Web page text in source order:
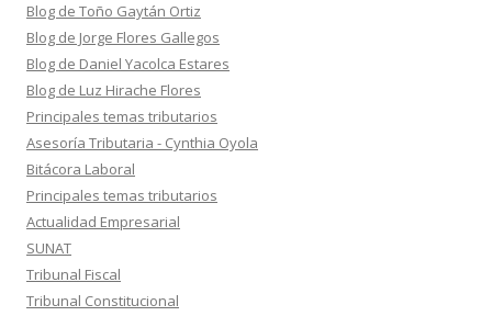
Blog de Toño Gaytán Ortiz
Blog de Jorge Flores Gallegos
Blog de Daniel Yacolca Estares
Blog de Luz Hirache Flores
Principales temas tributarios
Asesoría Tributaria - Cynthia Oyola
Bitácora Laboral
Principales temas tributarios
Actualidad Empresarial
SUNAT
Tribunal Fiscal
Tribunal Constitucional